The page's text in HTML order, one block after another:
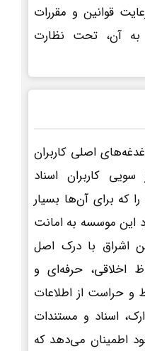
قوانین و مقررات
به آن، تحت نظارت
اصلی کاربران
کاربران اسناد
که برای آن‌ها بسیار
این موسسه به امانت
اشراق با درک اصل
اخلاقی، حرفه‌ای و
و حراست از اطلاعات
اسناد و مستندات
اطمینان می‌دهد که